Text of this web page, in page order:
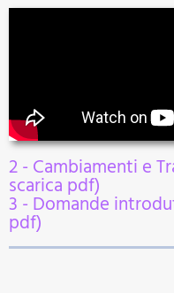
2 - Cambiamenti e
scarica pdf)
3 - Domande
pdf)